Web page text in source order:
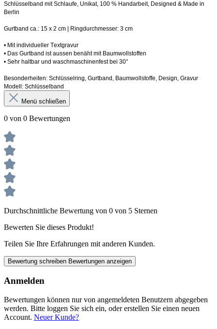
Schlüsselband mit Schlaufe, Unikat, 100 % Handarbeit, Designed & Made in
Berlin
Gurtband ca.: 15 x 2 cm | Ringdurchmesser: 3 cm
• Mit individueller Textgravur
• Das Gurtband ist aussen benäht mit Baumwollstoffen
• Sehr haltbar und waschmaschinenfest bei 30°
Besonderheiten: Schlüsselring, Gurtband , Baumwollstoffe, Design, Gravur
Modell: Schlüsselband
Menü schließen
0 von 0 Bewertungen
Durchschnittliche Bewertung von 0 von 5 Sternen
Bewerten Sie dieses Produkt!
Teilen Sie Ihre Erfahrungen mit anderen Kunden.
Bewertung schreiben Bewertungen anzeigen
Anmelden
Bewertungen können nur von angemeldeten Benutzern abgegeben
werden. Bitte loggen Sie sich ein, oder erstellen Sie einen neuen
Account. Neuer Kunde?